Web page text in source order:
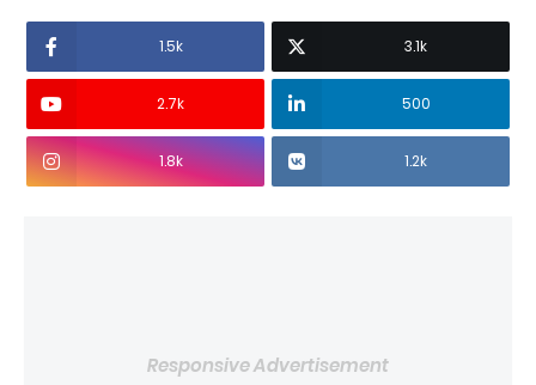
1.5k 3.1k
2.7k 500
1.8k 1.2k
Responsive Advertisement